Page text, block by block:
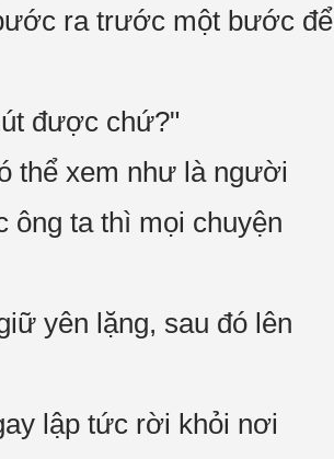
ra trước một bước để
được chứ?"
thể xem như là người
ông ta thì mọi chuyện
yên lặng, sau đó lên
lập tức rời khỏi nơi